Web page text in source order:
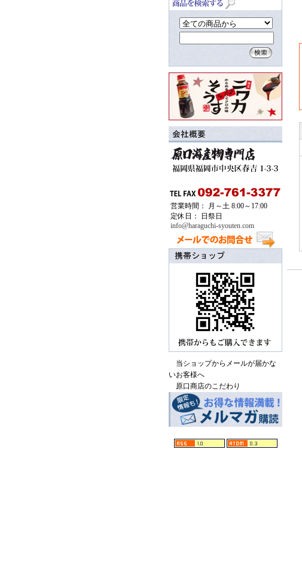
営業時間： 月～土 8:00～17:00
定休日： 日祭日
info@haraguchi-syouten.com
当ショップからメールが届かな
いお客様へ
原口商店のこだわり